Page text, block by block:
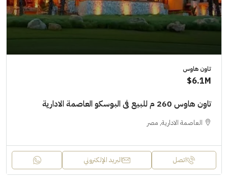
تاون هاوس
6.1M$
تاون هاوس 260 م للبيع فى البوسكو العاصمة الادارية
العاصمة الادارية, مصر
اتصل البريد الإلكتروني